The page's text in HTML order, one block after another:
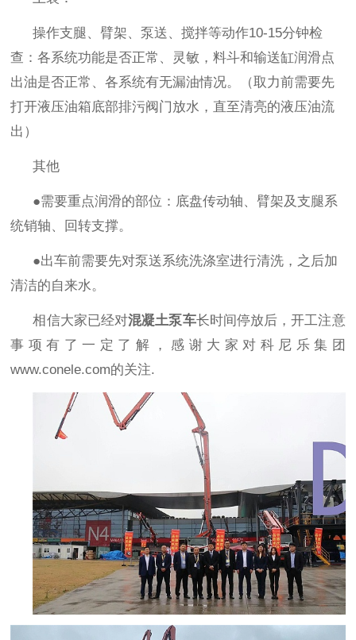
操作支腿、臂架、泵送、搅拌等动作10-15分钟检
查：各系统功能是否正常、灵敏，料斗和输送缸润滑点
出油是否正常、各系统有无漏油情况。（取力前需要先
打开液压油箱底部排污阀门放水，直至清亮的液压油流
出）
其他
●需要重点润滑的部位：底盘传动轴、臂架及支腿系
统销轴、回转支撑。
●出车前需要先对泵送系统洗涤室进行清洗，之后加
清洁的自来水。
相信大家已经对混凝土泵车长时间停放后，开工注意
事项有了一定了解，感谢大家对科尼乐集团
www.conele.com的关注.